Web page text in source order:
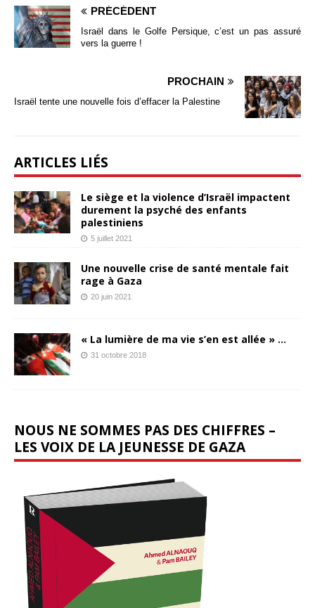
PRÉCÉDENT
Israël dans le Golfe Persique, c’est un pas assuré
vers la guerre !
PROCHAIN
Israël tente une nouvelle fois d’effacer la Palestine
ARTICLES LIÉS
Le siège et la violence d’Israël impactent
durement la psyché des enfants
palestiniens
5 juillet 2021
Une nouvelle crise de santé mentale fait
rage à Gaza
20 juin 2021
« La lumière de ma vie s’en est allée » …
31 octobre 2018
NOUS NE SOMMES PAS DES CHIFFRES –
LES VOIX DE LA JEUNESSE DE GAZA